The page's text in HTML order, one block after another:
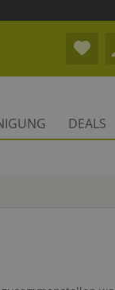
DEALS